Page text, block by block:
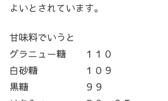
よいとされています。
甘味料でいうと
グラニュー糖 １１０
白砂糖 １０９
黒糖 ９９